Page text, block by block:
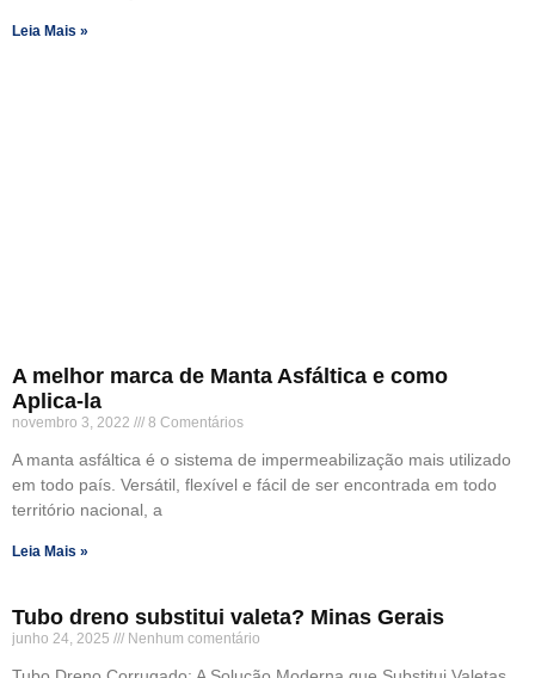
Leia Mais »
A melhor marca de Manta Asfáltica e como
Aplica-la
novembro 3, 2022 8 Comentários
A manta asfáltica é o sistema de impermeabilização mais utilizado
em todo país. Versátil, flexível e fácil de ser encontrada em todo
território nacional, a
Leia Mais »
Tubo dreno substitui valeta? Minas Gerais
junho 24, 2025 Nenhum comentário